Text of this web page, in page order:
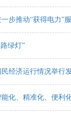
步推动“获得电力”
绿灯”
经济运行情况举行
能化、精准化、便